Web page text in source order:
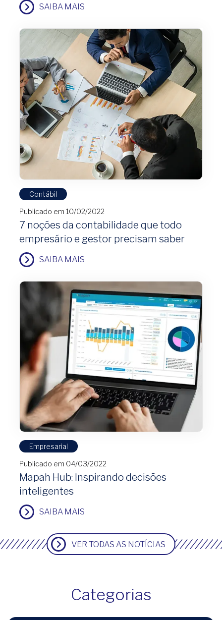
SAIBA MAIS
Contábil
Publicado em 10/02/2022
7 noções da contabilidade que todo
empresário e gestor precisam saber
SAIBA MAIS
Empresarial
Publicado em 04/03/2022
Mapah Hub: Inspirando decisões
inteligentes
SAIBA MAIS
VER TODAS AS NOTÍCIAS
Categorias